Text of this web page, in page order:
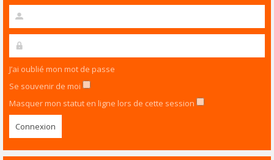
J’ai oublié mon mot de passe
Se souvenir de moi
Masquer mon statut en ligne lors de cette session